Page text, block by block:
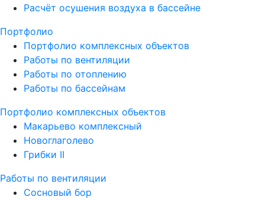
Расчёт осушения воздуха в бассейне
Портфолио
Портфолио комплексных объектов
Работы по вентиляции
Работы по отоплению
Работы по бассейнам
Портфолио комплексных объектов
Макарьево комплексный
Новоглаголево
Грибки II
Работы по вентиляции
Сосновый бор